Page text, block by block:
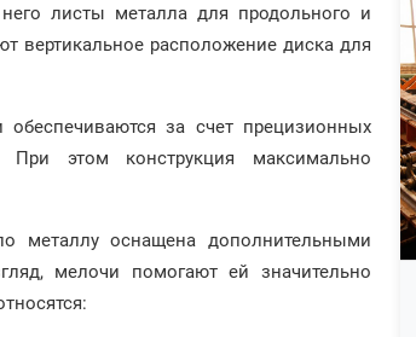
листы металла для продольного и
вертикальное расположение диска для
обеспечиваются за счет прецизионных
При этом конструкция максимально
металлу оснащена дополнительными
мелочи помогают ей значительно